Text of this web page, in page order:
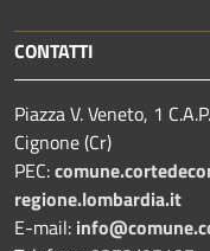
CONTATTI
Piazza V. Veneto, 1
Cignone (Cr)
PEC:comune.
regione.lombardia.it
E-mail: